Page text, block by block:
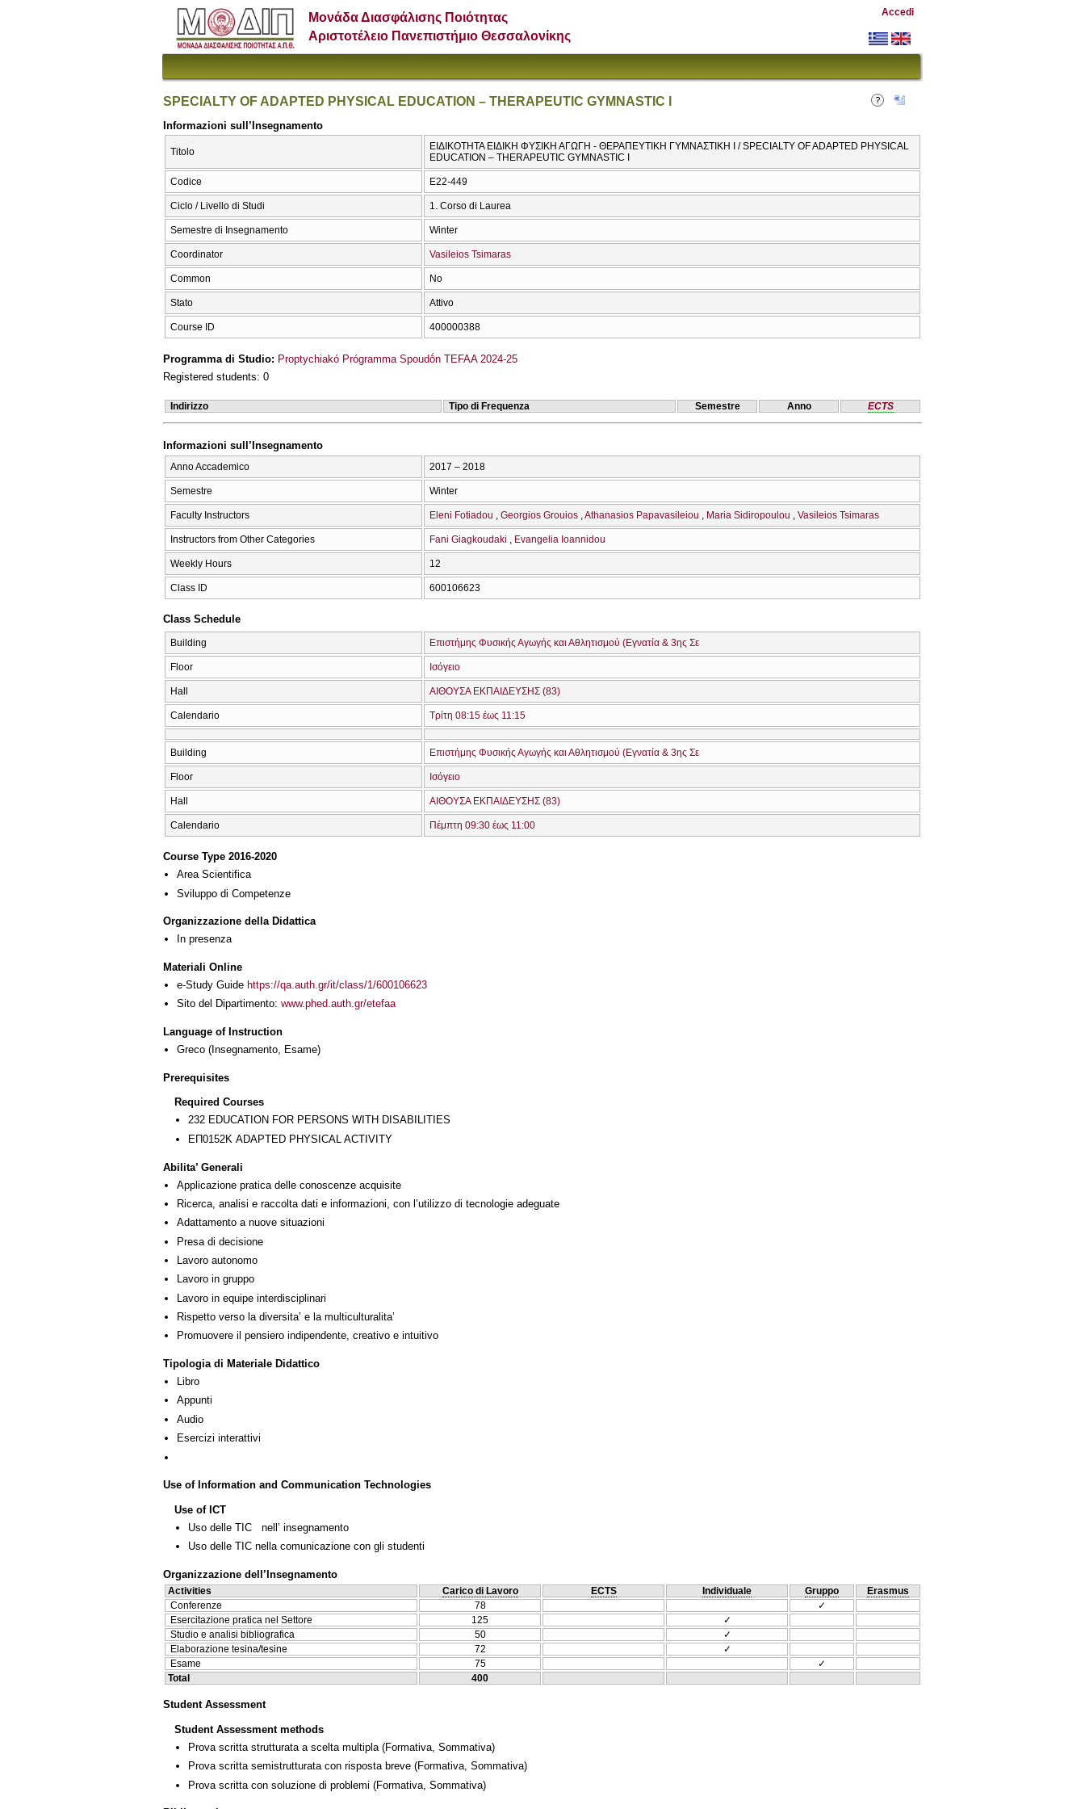
Μονάδα Διασφάλισης Ποιότητας
Αριστοτέλειο Πανεπιστήμιο Θεσσαλονίκης
Accedi
SPECIALTY OF ADAPTED PHYSICAL EDUCATION – THERAPEUTIC GYMNASTIC I
Informazioni sull’Insegnamento
Titolo
ΕΙΔΙΚΟΤΗΤΑ ΕΙΔΙΚΗ ΦΥΣΙΚΗ ΑΓΩΓΗ - ΘΕΡΑΠΕΥΤΙΚΗ ΓΥΜΝΑΣΤΙΚΗ Ι / SPECIALTY OF ADAPTED PHYSICAL
EDUCATION – THERAPEUTIC GYMNASTIC I
Codice E22-449
Ciclo / Livello di Studi 1. Corso di Laurea
Semestre di Insegnamento Winter
Coordinator Vasileios Tsimaras
Common No
Stato Attivo
Course ID 400000388
Programma di Studio: Proptychiakó Prógramma Spoudṓn TEFAA 2024-25
Registered students: 0
Indirizzo Tipo di Frequenza Semestre Anno ECTS
Informazioni sull’Insegnamento
Anno Accademico 2017 – 2018
Semestre Winter
Faculty Instructors Eleni Fotiadou Georgios Grouios Athanasios Papavasileiou Maria Sidiropoulou Vasileios Tsimaras
Instructors from Other Categories Fani Giagkoudaki Evangelia Ioannidou
Weekly Hours 12
Class ID 600106623
Class Schedule
Building Επιστήμης Φυσικής Αγωγής και Αθλητισμού (Εγνατία & 3ης Σε
Floor Ισόγειο
Hall ΑΙΘΟΥΣΑ ΕΚΠΑΙΔΕΥΣΗΣ (83)
Calendario Τρίτη 08:15 έως 11:15
Building Επιστήμης Φυσικής Αγωγής και Αθλητισμού (Εγνατία & 3ης Σε
Floor Ισόγειο
Hall ΑΙΘΟΥΣΑ ΕΚΠΑΙΔΕΥΣΗΣ (83)
Calendario Πέμπτη 09:30 έως 11:00
Course Type 2016-2020
Area Scientifica
Sviluppo di Competenze
Organizzazione della Didattica
In presenza
Materiali Online
e-Study Guide https://qa.auth.gr/it/class/1/600106623
Sito del Dipartimento: www.phed.auth.gr/etefaa
Language of Instruction
Greco (Insegnamento, Esame)
Prerequisites
Required Courses
232 EDUCATION FOR PERSONS WITH DISABILITIES
ΕΠ0152Κ ADAPTED PHYSICAL ACTIVITY
Abilita’ Generali
Applicazione pratica delle conoscenze acquisite
Ricerca, analisi e raccolta dati e informazioni, con l’utilizzo di tecnologie adeguate
Adattamento a nuove situazioni
Presa di decisione
Lavoro autonomo
Lavoro in gruppo
Lavoro in equipe interdisciplinari
Rispetto verso la diversita’ e la multiculturalita’
Promuovere il pensiero indipendente, creativo e intuitivo
Tipologia di Materiale Didattico
Libro
Appunti
Audio
Esercizi interattivi
Use of Information and Communication Technologies
Use of ICT
Uso delle TIC nell’ insegnamento
Uso delle TIC nella comunicazione con gli studenti
Organizzazione dell’Insegnamento
Activities Carico di Lavoro ECTS Individuale Gruppo
Erasmus
Conferenze
78
✓
Esercitazione pratica nel Settore
125
✓
Studio e analisi bibliografica
50
✓
Elaborazione tesina/tesine
72
✓
Esame
75
✓
Total
400
Student Assessment
Student Assessment methods
Prova scritta strutturata a scelta multipla (Formativa, Sommativa)
Prova scritta semistrutturata con risposta breve (Formativa, Sommativa)
Prova scritta con soluzione di problemi (Formativa, Sommativa)